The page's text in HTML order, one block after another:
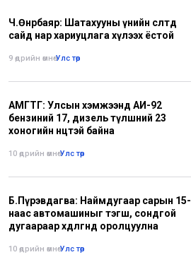
Ч.Өнөрбаяр: Шатахууны үнийн өсөлтөд
сайд нар хариуцлага хүлээх ёстой
9 өдрийн өмнө•Улс төр
АМГТГ: Улсын хэмжээнд АИ-92
бензиний 17, дизель түлшний 23
хоногийн нөөцтэй байна
10 өдрийн өмнө•Улс төр
Б.Пүрэвдагва: Наймдугаар сарын 15-
наас автомашиныг тэгш, сондгой
дугаараар хөдөлгөөнд оролцуулна
10 өдрийн өмнө•Улс төр